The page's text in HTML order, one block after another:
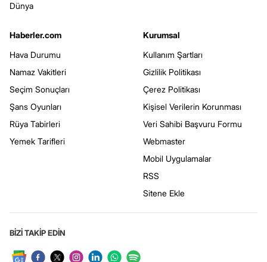
Dünya
Haberler.com
Hava Durumu
Namaz Vakitleri
Seçim Sonuçları
Şans Oyunları
Rüya Tabirleri
Yemek Tarifleri
Kurumsal
Kullanım Şartları
Gizlilik Politikası
Çerez Politikası
Kişisel Verilerin Korunması
Veri Sahibi Başvuru Formu
Webmaster
Mobil Uygulamalar
RSS
Sitene Ekle
BİZİ TAKİP EDİN